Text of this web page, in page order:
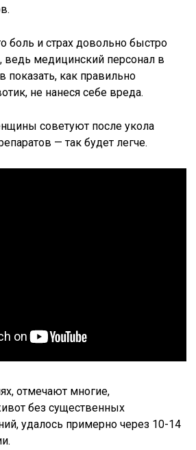
боль и страх довольно быстро
ведь медицинский персонал в
показать, как правильно
не нанеся себе вреда.
советуют после укола
— так будет легче.
отмечают многие,
без существенных
удалось примерно через 10-14